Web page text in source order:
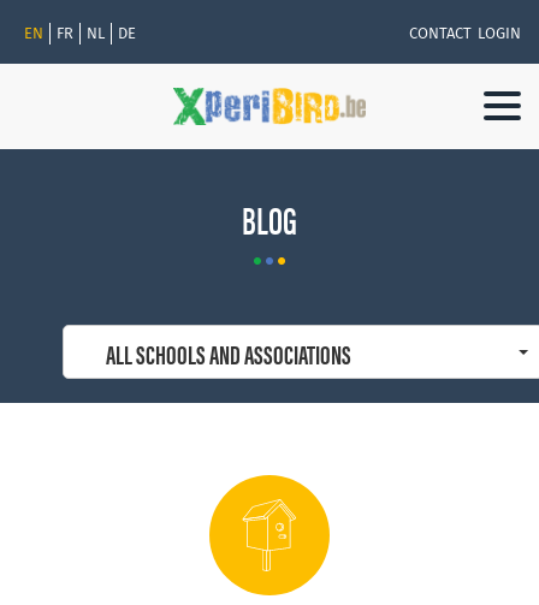
EN FR NL DE CONTACT LOGIN
BLOG
ALL SCHOOLS AND ASSOCIATIONS